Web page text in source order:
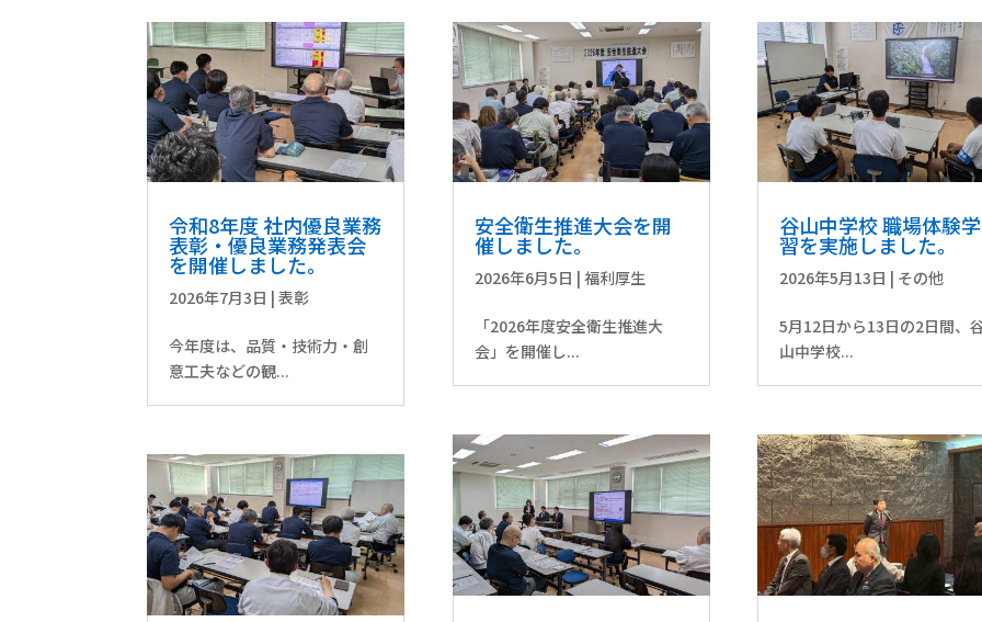
令和8年度 社内優良業務
表彰・優良業務発表会
を開催しました。
2026年7月3日 |表彰
今年度は、品質・技術力・創
意工夫などの観...
安全衛生推進大会を開
催しました。
2026年6月5日 | 福利厚生
「2026年度安全衛生推進大
会」を開催し...
谷山中学校 職場体験学
習を実施しました。
2026年5月13日 | その他
5月12日から13日の2日間、
山中学校...